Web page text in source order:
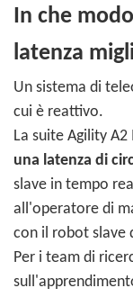
In che
latenza
Un sistema di
cui è reattivo.
La suite Agility
una latenza di
slave in tempo
all'operatore di
con il robot slave
Per i team di